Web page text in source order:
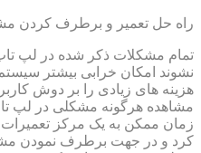
راه حل تعمیر و برطرف کردن
تمام مشکلات ذکر شده در لپ
نشوند امکان خرابی بیشتر سیستم
هزینه های زیادی را بر دوش
مشاهده هرگونه مشکلی در لپ
زمان ممکن به یک مرکز تعمیرات
کرد و در جهت برطرف نمودن